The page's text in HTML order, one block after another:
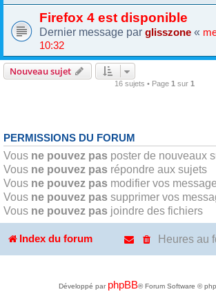
Firefox 4 est disponible
Dernier message par glisszone «
10:32
Nouveau sujet
16 sujets • Page 1 sur 1
PERMISSIONS DU FORUM
Vous ne pouvez pas poster de nouveaux
Vous ne pouvez pas répondre aux sujets
Vous ne pouvez pas modifier vos
Vous ne pouvez pas supprimer vos
Vous ne pouvez pas joindre des fichiers
Index du forum Heures au
Développé par phpBB® Forum Software ©